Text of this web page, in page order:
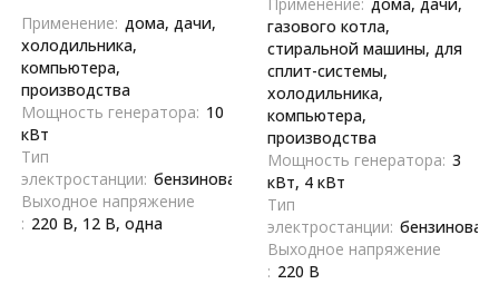
Применение: дома, дачи,
холодильника,
компьютера,
производства
Мощность генератора: 10
кВт
Тип
электростанции: бензиновая
Выходное напряжение
: 220 В, 12 В, одна
газового котла,
стиральной машины, для
сплит-системы,
холодильника,
компьютера,
производства
Мощность генератора: 3
кВт, 4 кВт
Тип
электростанции: бензиновая
Выходное напряжение
: 220 В